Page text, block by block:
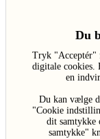
Du
Tryk "Acceptér"
digitale cookies.
en
Du kan vælge
"Cookie
dit samtykke
samtykke"